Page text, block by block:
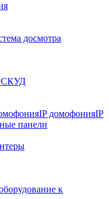
досмотра
СКУД
IP домофонияIP
панели
к